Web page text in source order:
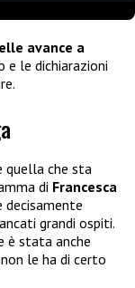
avance a
e le dichiarazioni
quella che sta
di Francesca
decisamente
grandi ospiti.
è stata anche
le ha di certo